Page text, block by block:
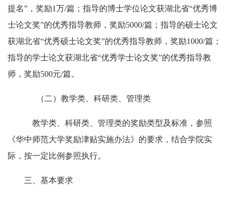
提名”，奖励1万/篇；指导的博士学位论文获湖北省“优秀博
士论文奖”的优秀指导教师，奖励5000/篇；指导的硕士论文
获湖北省“优秀硕士论文奖”的优秀指导教师，奖励1000/篇；
指导的学士论文获湖北省“优秀学士论文奖”的优秀指导教
师，奖励500元/篇。
（二）教学类、科研类、管理类
教学类、科研类、管理类的奖励类型及标准，参照
《华中师范大学奖励津贴实施办法》的要求，结合学院实
际，按一定比例参照执行。
三、 基本要求